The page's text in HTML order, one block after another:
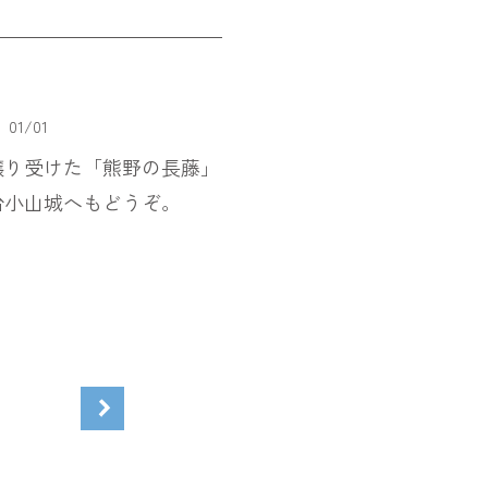
01/01
受けた「熊野の長藤」
山城へもどうぞ。